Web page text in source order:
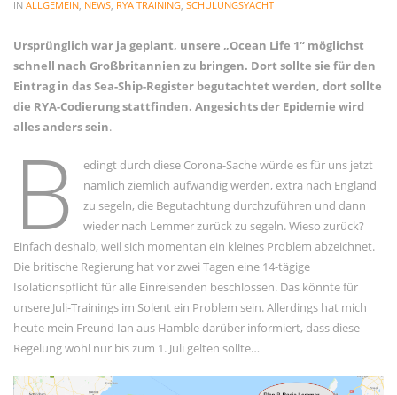
Allgemein
Gäste
Jans Weg zum Yachtmaster
MCO Team
Menschen
OceanLife
RYA Training
Spezialkurse
Törnbericht OceanLife
Törnbericht Training
ARCHIVE
IN ALLGEMEIN, NEWS, RYA TRAINING, SCHULUNGSYACHT
Ursprünglich war ja geplant, unsere „Ocean Life 1“ möglichst
schnell nach Großbritannien zu bringen. Dort sollte sie für den
Eintrag in das Sea-Ship-Register begutachtet werden, dort sollte
die RYA-Codierung stattfinden. Angesichts der Epidemie wird
alles anders sein.
B
edingt durch diese Corona-Sache würde es für uns jetzt
nämlich ziemlich aufwändig werden, extra nach England
zu segeln, die Begutachtung durchzuführen und dann
wieder nach Lemmer zurück zu segeln. Wieso zurück?
Einfach deshalb, weil sich momentan ein kleines Problem abzeichnet.
Die britische Regierung hat vor zwei Tagen eine 14-tägige
Isolationspflicht für alle Einreisenden beschlossen. Das könnte für
unsere Juli-Trainings im Solent ein Problem sein. Allerdings hat mich
heute mein Freund Ian aus Hamble darüber informiert, dass diese
Regelung wohl nur bis zum 1. Juli gelten sollte…